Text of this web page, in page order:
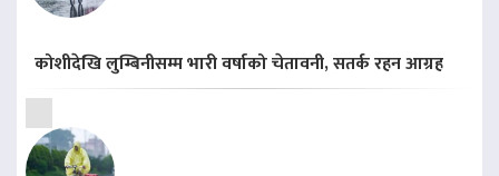
कोशीदेखि लुम्बिनीसम्म भारी वर्षाको चेतावनी, सतर्क रहन आग्रह